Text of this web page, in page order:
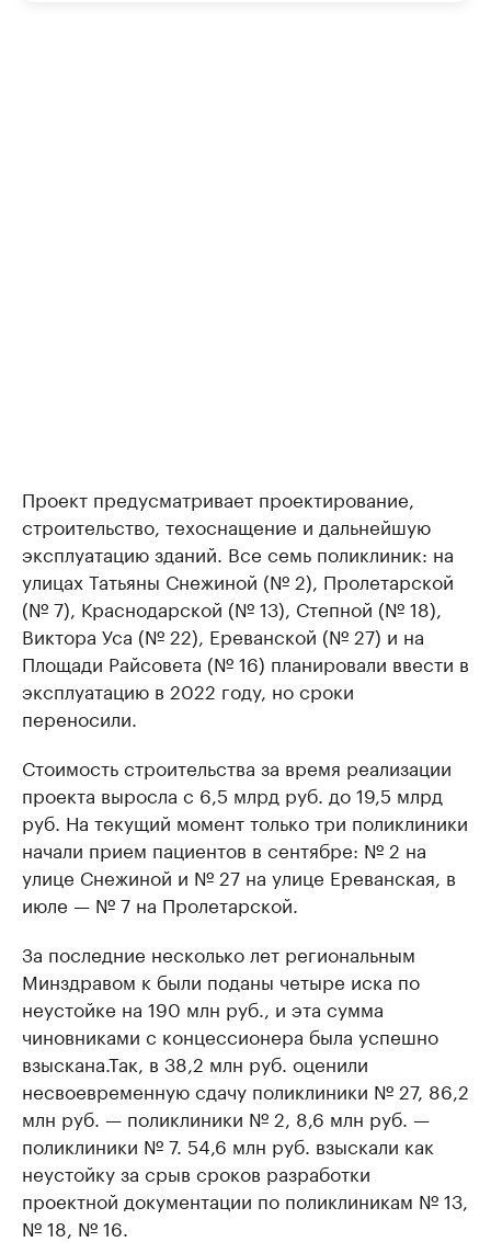
Проект предусматривает проектирование,
строительство, техоснащение и дальнейшую
эксплуатацию зданий. Все семь поликлиник: на
улицах Татьяны Снежиной (№ 2), Пролетарской
(№ 7), Краснодарской (№ 13), Степной (№ 18),
Виктора Уса (№ 22), Ереванской (№ 27) и на
Площади Райсовета (№ 16) планировали ввести в
эксплуатацию в 2022 году, но сроки
переносили.
Стоимость строительства за время реализации
проекта выросла с 6,5 млрд руб. до 19,5 млрд
руб. На текущий момент только три поликлиники
начали прием пациентов в сентябре: № 2 на
улице Снежиной и № 27 на улице Ереванская, в
июле — № 7 на Пролетарской.
За последние несколько лет региональным
Минздравом к были поданы четыре иска по
неустойке на 190 млн руб., и эта сумма
чиновниками с концессионера была успешно
взыскана.Так, в 38,2 млн руб. оценили
несвоевременную сдачу поликлиники № 27, 86,2
млн руб. — поликлиники № 2, 8,6 млн руб. —
поликлиники № 7. 54,6 млн руб. взыскали как
неустойку за срыв сроков разработки
проектной документации по поликлиникам № 13,
№ 18, № 16.